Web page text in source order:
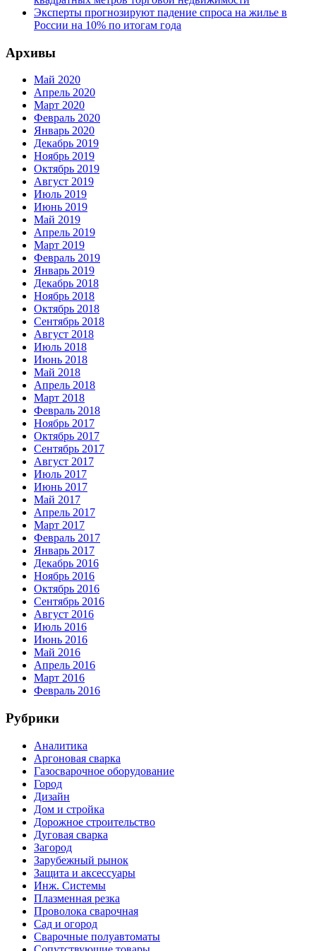
Эксперты прогнозируют падение спроса на жилье в
России на 10% по итогам года
Архивы
Май 2020
Апрель 2020
Март 2020
Февраль 2020
Январь 2020
Декабрь 2019
Ноябрь 2019
Октябрь 2019
Август 2019
Июль 2019
Июнь 2019
Май 2019
Апрель 2019
Март 2019
Февраль 2019
Январь 2019
Декабрь 2018
Ноябрь 2018
Октябрь 2018
Сентябрь 2018
Август 2018
Июль 2018
Июнь 2018
Май 2018
Апрель 2018
Март 2018
Февраль 2018
Ноябрь 2017
Октябрь 2017
Сентябрь 2017
Август 2017
Июль 2017
Июнь 2017
Май 2017
Апрель 2017
Март 2017
Февраль 2017
Январь 2017
Декабрь 2016
Ноябрь 2016
Октябрь 2016
Сентябрь 2016
Август 2016
Июль 2016
Июнь 2016
Май 2016
Апрель 2016
Март 2016
Февраль 2016
Рубрики
Аналитика
Аргоновая сварка
Газосварочное оборудование
Город
Дизайн
Дом и стройка
Дорожное строительство
Дуговая сварка
Загород
Зарубежный рынок
Защита и аксессуары
Инж. Системы
Плазменная резка
Проволока сварочная
Сад и огород
Сварочные полуавтоматы